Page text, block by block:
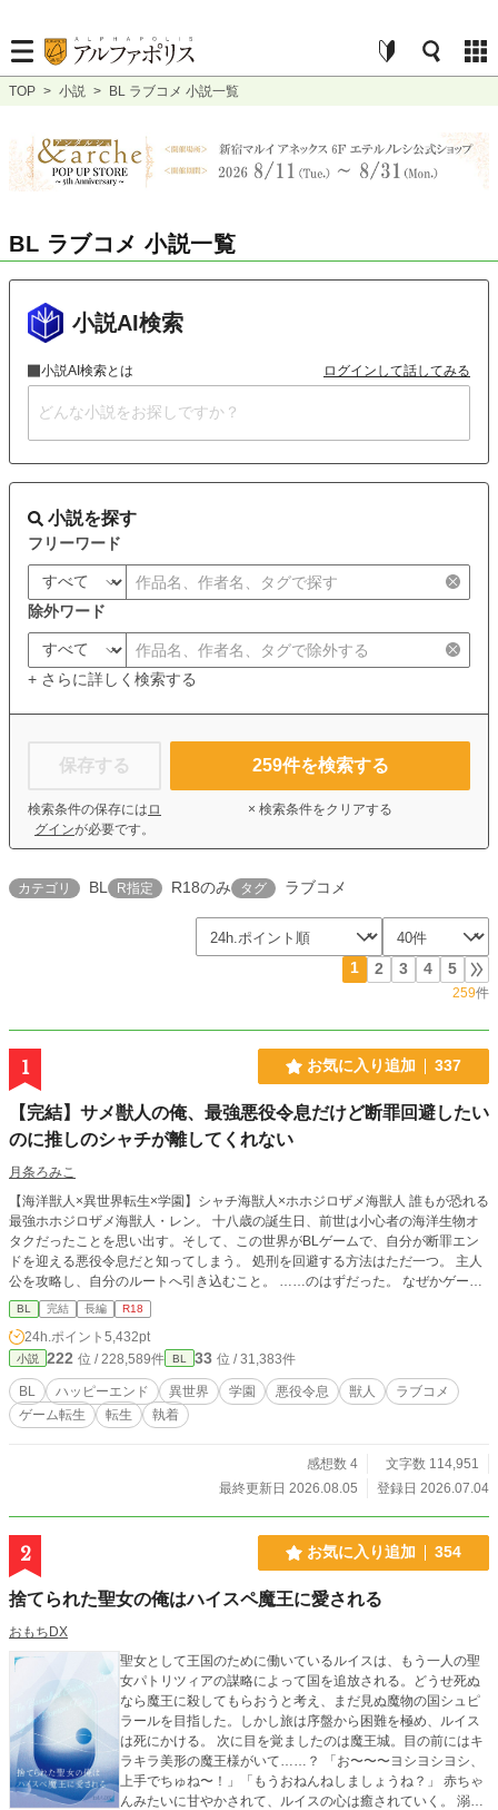
TOP > 小説 > BL ラブコメ 小説一覧
BL ラブコメ 小説一覧
小説AI検索
小説AI検索とは ログインして話してみる
小説を探す
フリーワード
除外ワード
+ さらに詳しく検索する
保存する
検索条件の保存には ロ
グインが必要です。
259件を検索する
× 検索条件をクリアする
カテゴリ BL R指定 R18のみ タグ ラブコメ
1 2 3 4 5
259件
1 お気に入り追加 337
【完結】サメ獣人の俺、最強悪役令息だけど断罪回避したい
のに推しのシャチが離してくれない
月条ろみこ
【海洋獣人×異世界転生×学園】シャチ海獣人×ホホジロザメ海獣人 誰もが恐れる
最強ホホジロザメ海獣人・レン。 十八歳の誕生日、前世は小心者の海洋生物オ
タクだったことを思い出す。そして、この世界がBLゲームで、自分が断罪エン
ドを迎える悪役令息だと知ってしまう。 処刑を回避する方法はただ一つ。 主人
公を攻略し、自分のルートへ引き込むこと。 ……のはずだった。 なぜかゲーム
には存在しないはずのシャチの海獣人が現れ、主人公との攻略ルートをことごと
く邪魔してくる。 しかも、その執着の矛先は――なぜか俺!? バトルあり、笑い
あり、キュンあり！ 最強なのに小心者なホホジロザメが、推しのシャチに振り
回される学園ラブコメBL！ 🚫無断転載・AI学習禁止 終盤に性的描写が入る予定
ですので、R18としています。 ※がつく話には性描写があります。 本作はfujos
sy小説大賞にエントリー中です。少しでも面白いと思っていただけましたら、投
票して応援してくだされば幸いです。
BL 完結 長編 R18
24h.ポイント 5,432pt
小説 222 位 / 228,589件 BL 33 位 / 31,383件
BL ハッピーエンド 異世界 学園 悪役令息 獣人
ラブコメ
ゲーム転生
転生 執着
感想数 4
文字数 114,951
最終更新日 2026.08.05
登録日 2026.07.04
2 お気に入り追加 354
捨てられた聖女の俺はハイスペ魔王に愛される
おもちDX
聖女として王国のために働いているルイスは、もう一人の聖
女パトリツィアの謀略によって国を追放される。どうせ死ぬ
なら魔王に殺してもらおうと考え、まだ見ぬ魔物の国シュピ
ラールを目指した。しかし旅は序盤から困難を極め、ルイス
は死にかける。 次に目を覚ましたのは魔王城。目の前にはキ
ラキラ美形の魔王様がいて……？ 「お〜〜〜ヨシヨシヨシ、
上手でちゅね〜！」「もうおねんねしましょうね？」 赤ちゃ
んみたいに甘やかされて、ルイスの心は癒されていく。 溺愛